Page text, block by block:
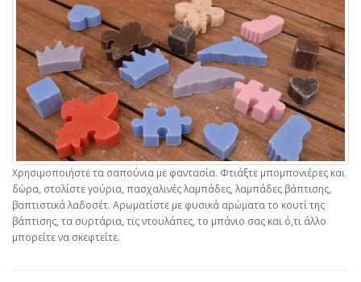
Χρησιμοποιήστε τα σαπούνια με φαντασία. Φτιάξτε μπομπονιέρες και
δώρα, στολίστε γούρια, πασχαλινές λαμπάδες, λαμπάδες βάπτισης,
βαπτιστικά λαδοσέτ. Αρωματίστε με φυσικά αρώματα το κουτί της
βάπτισης, τα συρτάρια, τις ντουλάπες, το μπάνιο σας και ό,τι άλλο
μπορείτε να σκεφτείτε.